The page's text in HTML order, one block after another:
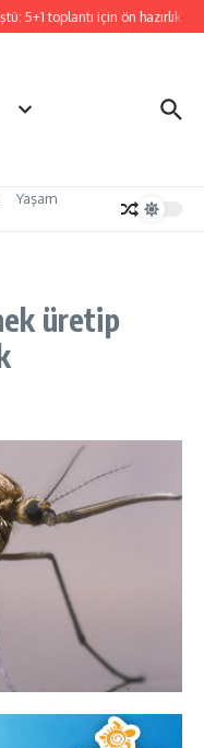
5+1 toplantı için ön hazırlık
Yaşam
üretip